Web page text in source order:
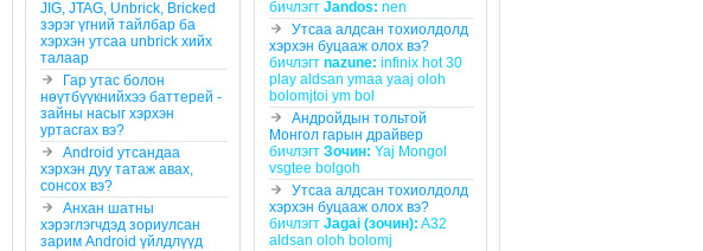
JIG, JTAG, Unbrick, Bricked
зэрэг үгний тайлбар ба
хэрхэн утсаа unbrick хийх
талаар
Гар утас болон
нөүтбүүкнийхээ баттерей -
зайны насыг хэрхэн
уртасгах вэ?
Android утсандаа
хэрхэн дуу татаж авах,
сонсох вэ?
Анхан шатны
хэрэглэгчдэд зориулсан
зарим Android үйлдлүүд
бичлэгт Jandos: nen
Утсаа алдсан тохиолдолд
хэрхэн буцааж олох вэ?
бичлэгт nazune: infinix hot 30
play aldsan ymaa yaaj oloh
bolomjtoi ym bol
Андройдын тольтой
Монгол гарын драйвер
бичлэгт Зочин: Yaj Mongol
vsgtee bolgoh
Утсаа алдсан тохиолдолд
хэрхэн буцааж олох вэ?
бичлэгт Jagai (зочин): A32
aldsan oloh bolomj